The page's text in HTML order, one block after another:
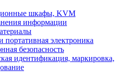
шкафы, KVM
информации
портативная электроника
безопасность
идентификация, маркировка,